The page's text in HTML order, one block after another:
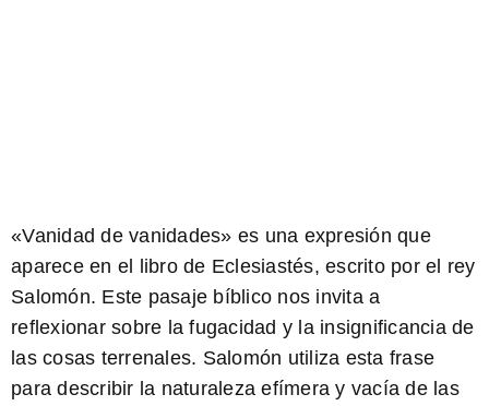
«Vanidad de vanidades» es una expresión que
aparece en el libro de Eclesiastés, escrito por el rey
Salomón. Este pasaje bíblico nos invita a
reflexionar sobre la fugacidad y la insignificancia de
las cosas terrenales. Salomón utiliza esta frase
para describir la naturaleza efímera y vacía de las